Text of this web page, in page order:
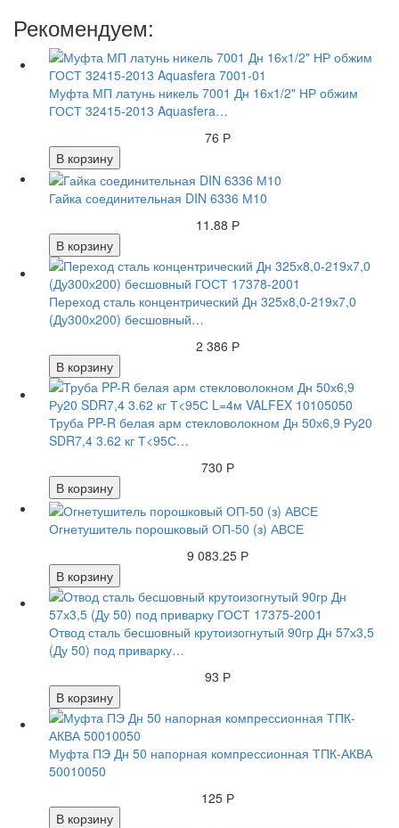
Рекомендуем:
Муфта МП латунь никель 7001 Дн 16х1/2" НР обжим
ГОСТ 32415-2013 Aquasfera…
76 Р
В корзину
Гайка соединительная DIN 6336 М10
11.88 Р
В корзину
Переход сталь концентрический Дн 325х8,0-219х7,0
(Ду300х200) бесшовный…
2 386 Р
В корзину
Труба PP-R белая арм стекловолокном Дн 50х6,9 Ру20
SDR7,4 3.62 кг Т<95С…
730 Р
В корзину
Огнетушитель порошковый ОП-50 (з) АВСЕ
9 083.25 Р
В корзину
Отвод сталь бесшовный крутоизогнутый 90гр Дн 57х3,5
(Ду 50) под приварку…
93 Р
В корзину
Муфта ПЭ Дн 50 напорная компрессионная ТПК-АКВА
50010050
125 Р
В корзину